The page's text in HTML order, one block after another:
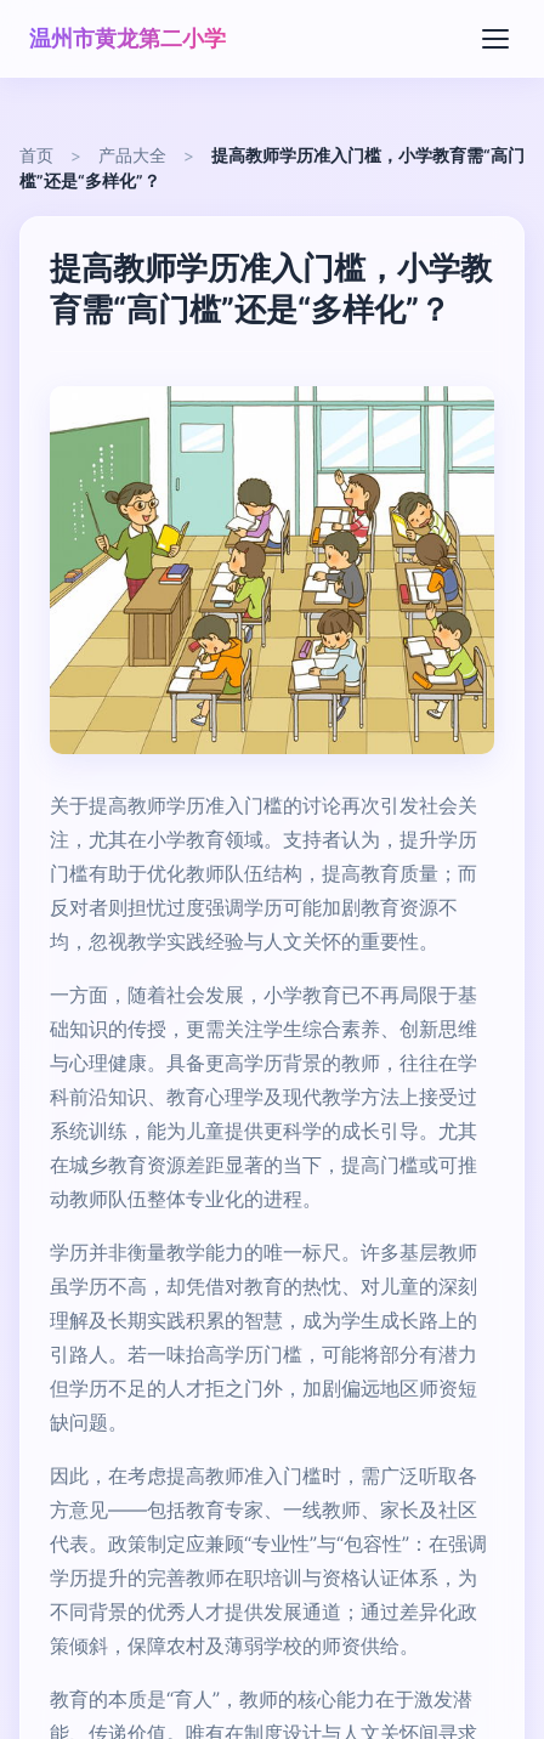
温州市黄龙第二小学
首页 > 产品大全 >
提高教师学历准入门槛，小学教育需“高门
槛”还是“多样化”？
提高教师学历准入门槛，小学教
育需“高门槛”还是“多样化”？
关于提高教师学历准入门槛的讨论再次引发社会关
注，尤其在小学教育领域。支持者认为，提升学历
门槛有助于优化教师队伍结构，提高教育质量；而
反对者则担忧过度强调学历可能加剧教育资源不
均，忽视教学实践经验与人文关怀的重要性。
一方面，随着社会发展，小学教育已不再局限于基
础知识的传授，更需关注学生综合素养、创新思维
与心理健康。具备更高学历背景的教师，往往在学
科前沿知识、教育心理学及现代教学方法上接受过
系统训练，能为儿童提供更科学的成长引导。尤其
在城乡教育资源差距显著的当下，提高门槛或可推
动教师队伍整体专业化的进程。
学历并非衡量教学能力的唯一标尺。许多基层教师
虽学历不高，却凭借对教育的热忱、对儿童的深刻
理解及长期实践积累的智慧，成为学生成长路上的
引路人。若一味抬高学历门槛，可能将部分有潜力
但学历不足的人才拒之门外，加剧偏远地区师资短
缺问题。
因此，在考虑提高教师准入门槛时，需广泛听取各
方意见——包括教育专家、一线教师、家长及社区
代表。政策制定应兼顾“专业性”与“包容性”：在强调
学历提升的完善教师在职培训与资格认证体系，为
不同背景的优秀人才提供发展通道；通过差异化政
策倾斜，保障农村及薄弱学校的师资供给。
教育的本质是“育人”，教师的核心能力在于激发潜
能、传递价值。唯有在制度设计与人文关怀间寻求